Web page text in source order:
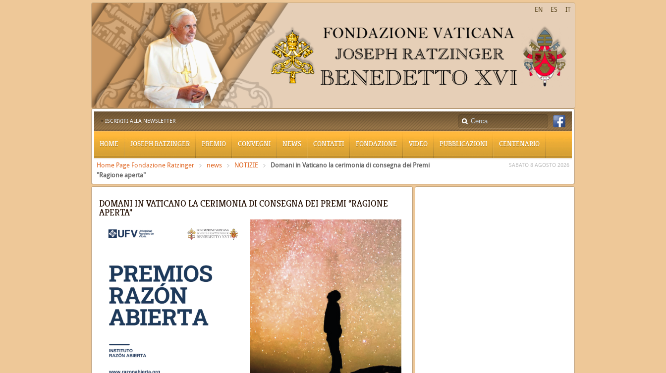
IT
ES
EN
ISCRIVITI ALLA NEWSLETTER
HOME JOSEPH RATZINGER PREMIO CONVEGNI NEWS CONTATTI FONDAZIONE VIDEO PUBBLICAZIONI CENTENARIO
Home Page Fondazione Ratzinger news NOTIZIE
Domani in Vaticano la cerimonia di consegna dei Premi
"Ragione aperta"
SABATO 8 AGOSTO 2026
DOMANI IN VATICANO LA CERIMONIA DI CONSEGNA DEI PREMI “RAGIONE
APERTA”